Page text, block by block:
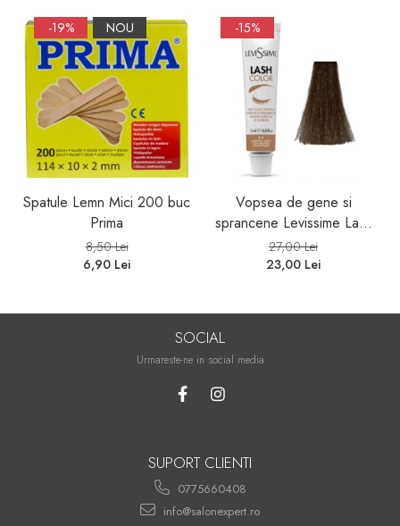
-19% NOU
Spatule Lemn Mici 200 buc
Prima
8,50 Lei
6,90 Lei
-15%
Vopsea de gene si
sprancene Levissime Lash
Color 7-7 Maro Deschis
15ml
27,00 Lei
23,00 Lei
SOCIAL
Urmareste-ne in social media
SUPORT CLIENTI
0775660408
info@salonexpert.ro